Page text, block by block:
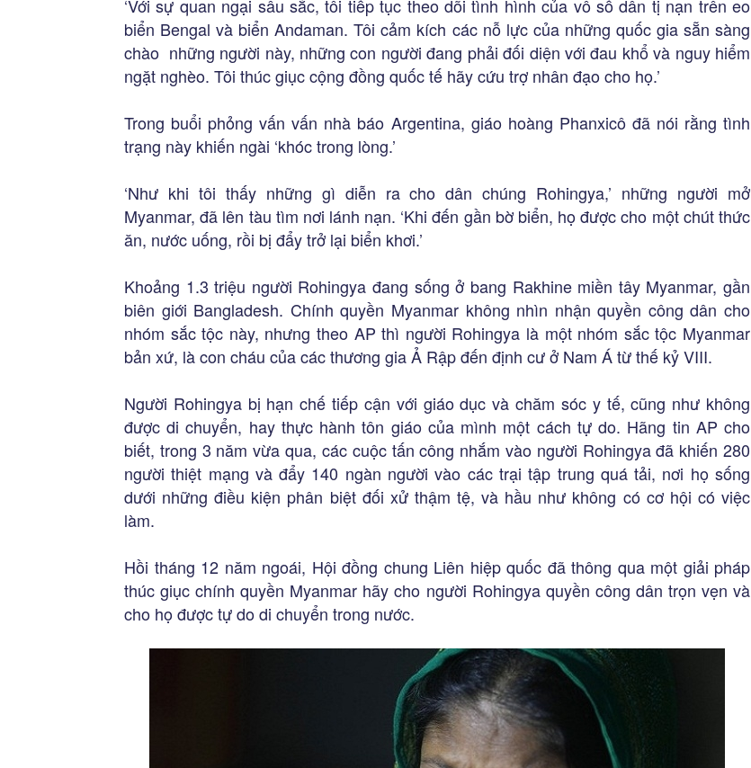
‘Với sự quan ngại sâu sắc, tôi tiếp tục theo dõi tình hình của vô số dân tị nạn trên eo
biển Bengal và biển Andaman. Tôi cảm kích các nỗ lực của những quốc gia sẵn sàng
chào những người này, những con người đang phải đối diện với đau khổ và nguy hiểm
ngặt nghèo. Tôi thúc giục cộng đồng quốc tế hãy cứu trợ nhân đạo cho họ.’
Trong buổi phỏng vấn vấn nhà báo Argentina, giáo hoàng Phanxicô đã nói rằng tình
trạng này khiến ngài ‘khóc trong lòng.’
‘Như khi tôi thấy những gì diễn ra cho dân chúng Rohingya,’ những người mở
Myanmar, đã lên tàu tìm nơi lánh nạn. ‘Khi đến gần bờ biển, họ được cho một chút thức
ăn, nước uống, rồi bị đẩy trở lại biển khơi.’
Khoảng 1.3 triệu người Rohingya đang sống ở bang Rakhine miền tây Myanmar, gần
biên giới Bangladesh. Chính quyền Myanmar không nhìn nhận quyền công dân cho
nhóm sắc tộc này, nhưng theo AP thì người Rohingya là một nhóm sắc tộc Myanmar
bản xứ, là con cháu của các thương gia Ả Rập đến định cư ở Nam Á từ thế kỷ VIII.
Người Rohingya bị hạn chế tiếp cận với giáo dục và chăm sóc y tế, cũng như không
được di chuyển, hay thực hành tôn giáo của mình một cách tự do. Hãng tin AP cho
biết, trong 3 năm vừa qua, các cuộc tấn công nhắm vào người Rohingya đã khiến 280
người thiệt mạng và đẩy 140 ngàn người vào các trại tập trung quá tải, nơi họ sống
dưới những điều kiện phân biệt đối xử thậm tệ, và hầu như không có cơ hội có việc
làm.
Hồi tháng 12 năm ngoái, Hội đồng chung Liên hiệp quốc đã thông qua một giải pháp
thúc giục chính quyền Myanmar hãy cho người Rohingya quyền công dân trọn vẹn và
cho họ được tự do di chuyển trong nước.